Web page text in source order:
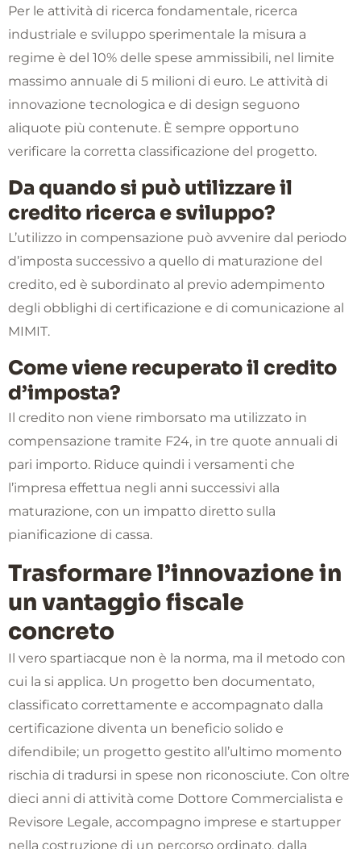
Per le attività di ricerca fondamentale, ricerca
industriale e sviluppo sperimentale la misura a
regime è del 10% delle spese ammissibili, nel limite
massimo annuale di 5 milioni di euro. Le attività di
innovazione tecnologica e di design seguono
aliquote più contenute. È sempre opportuno
verificare la corretta classificazione del progetto.
Da quando si può utilizzare il
credito ricerca e sviluppo?
L’utilizzo in compensazione può avvenire dal periodo
d’imposta successivo a quello di maturazione del
credito, ed è subordinato al previo adempimento
degli obblighi di certificazione e di comunicazione al
MIMIT.
Come viene recuperato il credito
d’imposta?
Il credito non viene rimborsato ma utilizzato in
compensazione tramite F24, in tre quote annuali di
pari importo. Riduce quindi i versamenti che
l’impresa effettua negli anni successivi alla
maturazione, con un impatto diretto sulla
pianificazione di cassa.
Trasformare l’innovazione in
un vantaggio fiscale
concreto
Il vero spartiacque non è la norma, ma il metodo con
cui la si applica. Un progetto ben documentato,
classificato correttamente e accompagnato dalla
certificazione diventa un beneficio solido e
difendibile; un progetto gestito all’ultimo momento
rischia di tradursi in spese non riconosciute. Con oltre
dieci anni di attività come Dottore Commercialista e
Revisore Legale, accompagno imprese e startupper
nella costruzione di un percorso ordinato, dalla